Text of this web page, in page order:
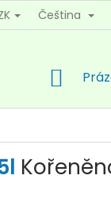
ÚDAJŮ
Čeština